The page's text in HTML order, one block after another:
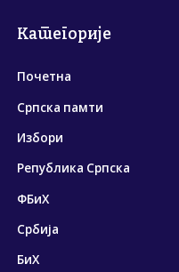
Категорије
Почетна
Српска памти
Избори
Република Српска
ФБиХ
Србија
БиХ